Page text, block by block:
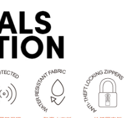
個別帳號之用戶狀況，依本公司即
不足之情形，本公司將視審查結果
訊註冊。若發現惡意使用之情形，
之使用額度並採取法律行動。